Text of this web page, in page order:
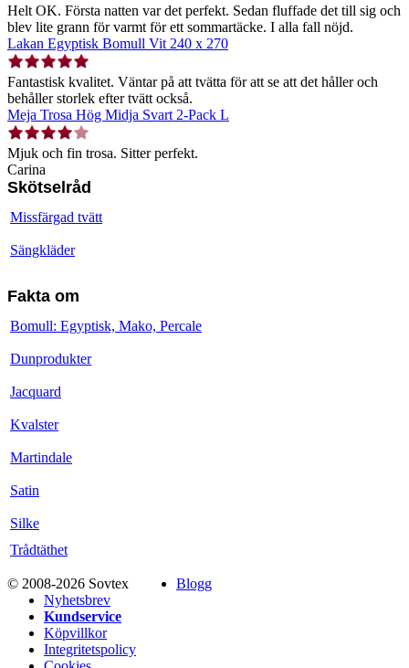
Helt OK. Första natten var det perfekt. Sedan fluffade det till sig och
blev lite grann för varmt för ett sommartäcke. I alla fall nöjd.
Lakan Egyptisk Bomull Vit 240 x 270
Fantastisk kvalitet. Väntar på att tvätta för att se att det håller och
behåller storlek efter tvätt också.
Meja Trosa Hög Midja Svart 2-Pack L
Mjuk och fin trosa. Sitter perfekt.
Carina
Skötselråd
Missfärgad tvätt
Sängkläder
Fakta om
Bomull: Egyptisk, Mako, Percale
Dunprodukter
Jacquard
Kvalster
Martindale
Satin
Silke
Trådtäthet
© 2008-2026 Sovtex
Blogg
Nyhetsbrev
Kundservice
Köpvillkor
Integritetspolicy